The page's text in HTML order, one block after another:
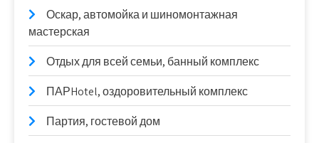
Оскар, автомойка и шиномонтажная
мастерская
Отдых для всей семьи, банный комплекс
ПАРHotel, оздоровительный комплекс
Партия, гостевой дом